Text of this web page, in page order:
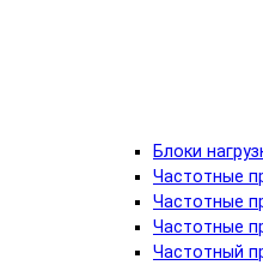
Блоки
Частотные
Частотные
Частотные
Частотный